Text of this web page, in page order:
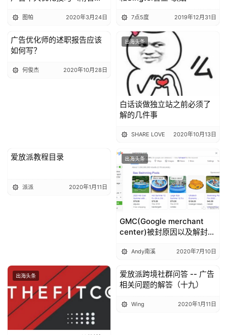
货
精
图帕 2020年3月24日 7点5度 2019年12月31日
出海头条
广告优化师的述职报告应该
如何写？
何俊杰 2020年10月28日
出海头条
白话谈做独立站之前必须了
解的几件事
SHARE LOVE 2020年10月13日
出海头条
爱放派教程目录
派派 2020年1月11日
出海头条
GMC(Google merchant
center)被封原因以及解封方
Andy南溪 2020年7月10日
出海头条 出海头条
爱放派跨境社群问答 -- 广告
相关问题的解答（十九）
Wing 2020年1月11日